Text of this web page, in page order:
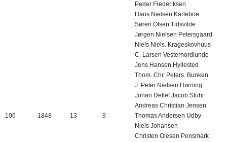
Peder Frederiksen
Hans Nielsen Karleboe
Søren Olsen Tidsvilde
Jørgen Nielsen Petersgaard
Niels Niels. Krageskovhuus
C. Larsen Vesternordlunde
Jens Hansen Hyllested
Thom. Chr. Peters. Bunken
J. Peter Nielsen Hørning
Johan Detlef Jacob Stuhr
Andreas Christian Jensen
106
1848 13 9
Thomas Andersen Udby
Niels Johansen
Christen Olesen Pensmark